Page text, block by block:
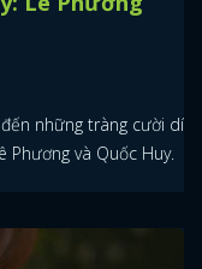
những tràng cười dí
Phương và Quốc Huy.